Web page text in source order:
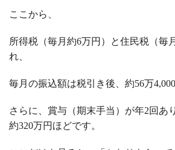
ここから、
所得税（毎月約6万円）と住民税（毎
れ、
毎月の振込額は税引き後、約56万4,000
さらに、賞与（期末手当）が年2回あ
約320万円ほどです。